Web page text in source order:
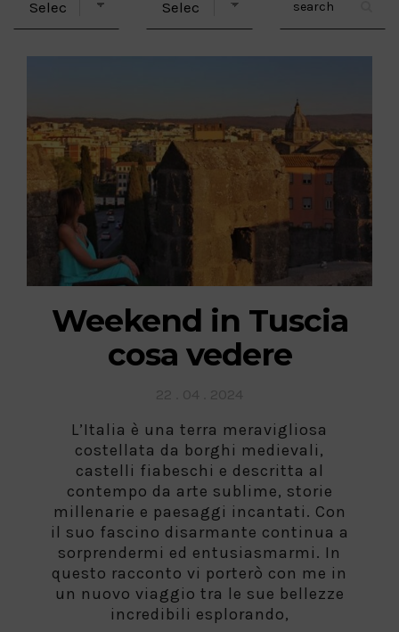
Weekend in Tuscia
cosa vedere
L’Italia è una terra meravigliosa
costellata da borghi medievali,
castelli fiabeschi e descritta al
contempo da arte sublime, storie
millenarie e paesaggi incantati. Con
il suo fascino disarmante continua a
sorprendermi ed entusiasmarmi. In
questo racconto vi porterò con me in
un nuovo viaggio tra le sue bellezze
incredibili esplorando,